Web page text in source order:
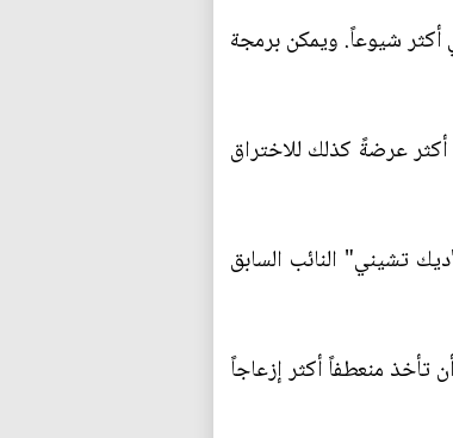
أكثر شيوعاً. ويمكن برمجة
أكثر عرضةً كذلك للاختراق
تشيني" النائب السابق
تأخذ منعطفاً أكثر إزعاجاً